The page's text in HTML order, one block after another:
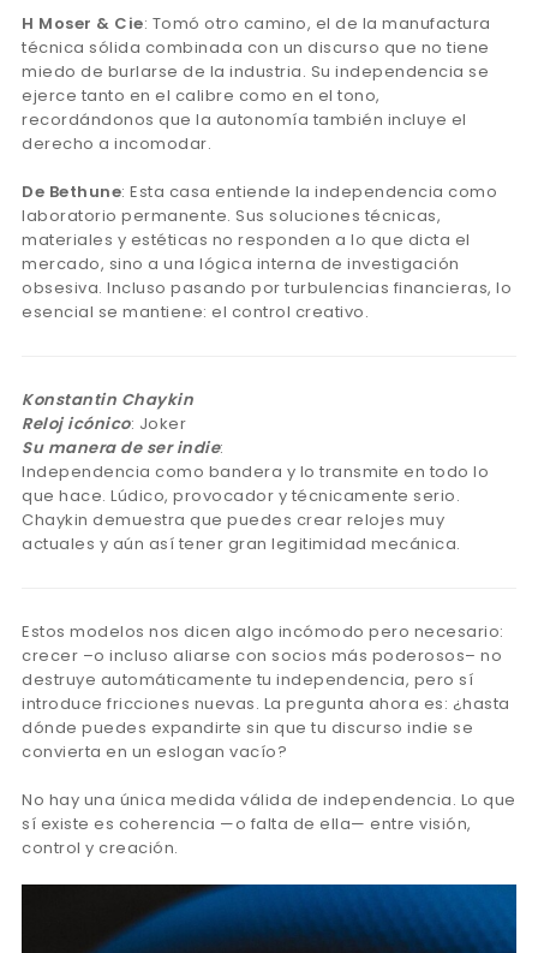
H Moser & Cie: Tomó otro camino, el de la manufactura
técnica sólida combinada con un discurso que no tiene
miedo de burlarse de la industria. Su independencia se
ejerce tanto en el calibre como en el tono,
recordándonos que la autonomía también incluye el
derecho a incomodar.
De Bethune: Esta casa entiende la independencia como
laboratorio permanente. Sus soluciones técnicas,
materiales y estéticas no responden a lo que dicta el
mercado, sino a una lógica interna de investigación
obsesiva. Incluso pasando por turbulencias financieras, lo
esencial se mantiene: el control creativo.
Konstantin Chaykin
Reloj icónico: Joker
Su manera de ser indie:
Independencia como bandera y lo transmite en todo lo
que hace. Lúdico, provocador y técnicamente serio.
Chaykin demuestra que puedes crear relojes muy
actuales y aún así tener gran legitimidad mecánica.
Estos modelos nos dicen algo incómodo pero necesario:
crecer –o incluso aliarse con socios más poderosos– no
destruye automáticamente tu independencia, pero sí
introduce fricciones nuevas. La pregunta ahora es: ¿hasta
dónde puedes expandirte sin que tu discurso indie se
convierta en un eslogan vacío?
No hay una única medida válida de independencia. Lo que
sí existe es coherencia —o falta de ella— entre visión,
control y creación.